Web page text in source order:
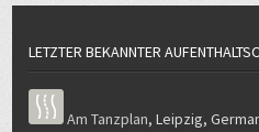
LETZTER BEKANNTER
Am Tanzplan,Leipzig,